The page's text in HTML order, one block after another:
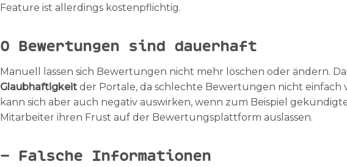
Feature ist allerdings kostenpflichtig.
O Bewertungen sind dauerhaft
Manuell lassen sich Bewertungen nicht mehr löschen oder ändern.
Glaubhaftigkeitder Portale, da schlechte Bewertungen nicht einfach
kann sich aber auch negativ auswirken, wenn zum Beispiel
Mitarbeiter ihren Frust auf der Bewertungsplattform auslassen.
– Falsche Informationen